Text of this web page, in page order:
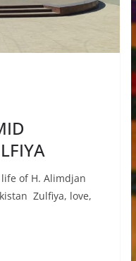
of H. Alimdjan
Zulfiya, love,